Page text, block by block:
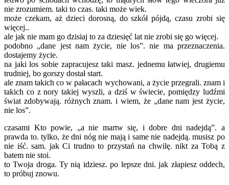
nie zrozumiem. taki to czas. taki może wiek.
może czekam, aż dzieci dorosną, do szkół pójdą, czasu zrobi się
więcej..
ale jak nie mam go dzisiaj to za dziesięć lat nie zrobi się go więcej.
podobno „dane jest nam życie, nie los”. nie ma przeznaczenia.
dostajemy życie.
na jaki los sobie zapracujesz taki masz. jednemu łatwiej, drugiemu
trudniej, bo gorszy dostał start.
ale znam takich co w pałacach wychowani, a życie przegrali. znam i
takich co z nory takiej wyszli, a dziś w świecie, pomiędzy ludźmi
świat zdobywają. różnych znam. i wiem, że „dane nam jest życie,
nie los”.
czasami Kto powie, „a nie martw się, i dobre dni nadejdą”. a
prawda to. tylko, że dni nóg nie mają i same nie nadejdą. musisz po
nie iść. sam. jak Ci trudno to przystań na chwilę. nikt za Tobą z
batem nie stoi.
to Twoja droga. Ty nią idziesz. po lepsze dni. jak złapiesz oddech,
to próbuj znowu.